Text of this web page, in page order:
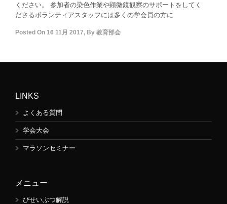
ください。 参加者の染色作業や顕微鏡観察のサポートをしてく
ださるボランティアスタッフには多くの学会員の方に
Posted On 16 11月 2017, By 教育部会
LINKS
よくある質問
学会大会
マラソンセミナー
メニュー
びせいぶつ解説